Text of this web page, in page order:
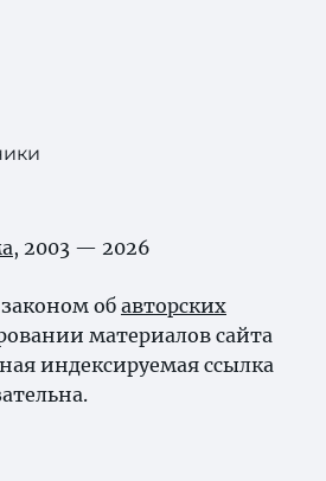
, 2003 — 2026
об авторских
материалов сайта
индексируемая ссылка